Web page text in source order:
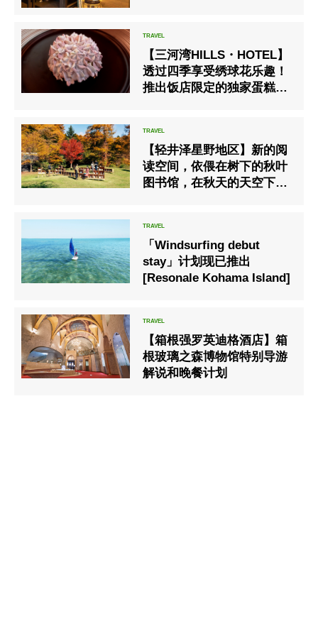
【三河湾HILLS・HOTEL】
透过四季享受绣球花乐趣！
推出饭店限定的独家蛋糕商
【轻井泽星野地区】新的阅
读空间，依偎在树下的秋叶
图书馆，在秋天的天空下享
「Windsurfing debut
stay」计划现已推出
[Resonale Kohama Island]
【箱根强罗英迪格酒店】箱
根玻璃之森博物馆特别导游
解说和晚餐计划